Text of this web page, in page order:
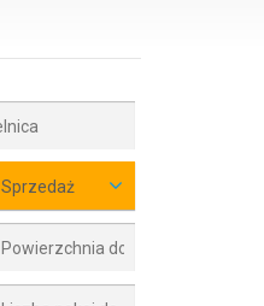
Sprzedaż